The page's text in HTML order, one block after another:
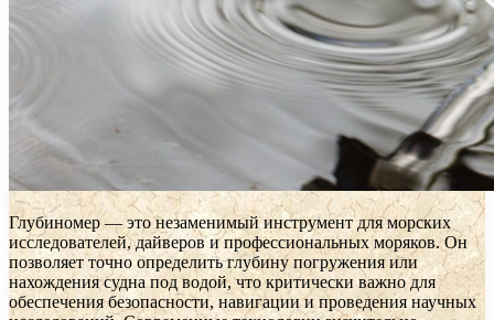
Глубиномер — это незаменимый инструмент для морских
исследователей, дайверов и профессиональных моряков. Он
позволяет точно определить глубину погружения или
нахождения судна под водой, что критически важно для
обеспечения безопасности, навигации и проведения научных